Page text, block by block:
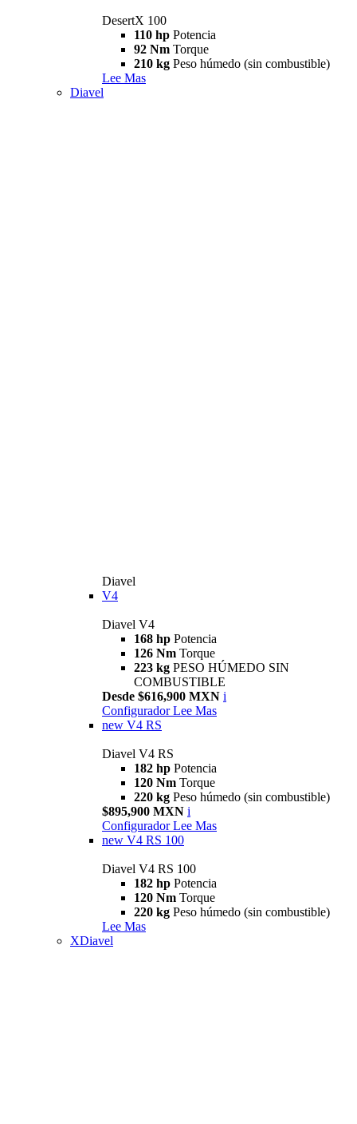
DesertX 100
110 hp Potencia
92 Nm Torque
210 kg Peso húmedo (sin combustible)
Lee Mas
Diavel
Diavel
V4
Diavel V4
168 hp Potencia
126 Nm Torque
223 kg PESO HÚMEDO SIN
COMBUSTIBLE
Desde $616,900 MXN i
Configurador Lee Mas
new V4 RS
Diavel V4 RS
182 hp Potencia
120 Nm Torque
220 kg Peso húmedo (sin combustible)
$895,900 MXN i
Configurador Lee Mas
new V4 RS 100
Diavel V4 RS 100
182 hp Potencia
120 Nm Torque
220 kg Peso húmedo (sin combustible)
Lee Mas
XDiavel